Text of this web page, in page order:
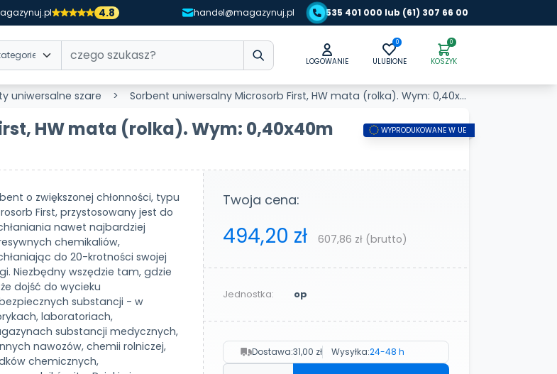
4.8 handel@magazynuj.pl 535 401 000 lub (61) 307 66 00
LOGOWANIE
0
ULUBIONE
0
KOSZYK
uniwersalne szare Sorbent uniwersalny Microsorb First, HW mata (rolka). Wym: 0,40x40m
HW mata (rolka). Wym: 0,40x40m
WYPRODUKOWANE W UE
o zwiększonej chłonności, typu
First, przystosowany jest do
nawet najbardziej
chemikaliów,
do 20-krotności swojej
Niezbędny wszędzie tam, gdzie
dojść do wycieku
substancji - w
laboratoriach,
substancji medycznych,
nawozów, chemii rolniczej,
chemicznych,
Twoja cena:
494,20 zł 607,86 zł (brutto)
Jednostka: op
Dostawa:31,00 zł Wysyłka:24-48 h